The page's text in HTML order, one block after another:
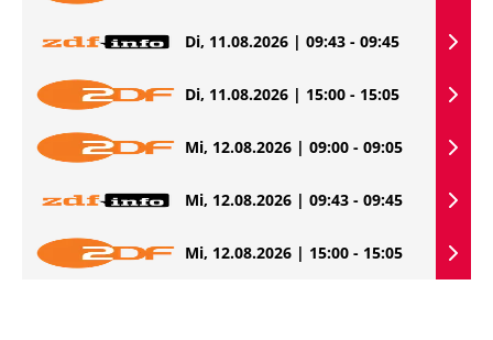
Di, 11.08.2026 | 09:43 - 09:45
Di, 11.08.2026 | 15:00 - 15:05
Mi, 12.08.2026 | 09:00 - 09:05
Mi, 12.08.2026 | 09:43 - 09:45
Mi, 12.08.2026 | 15:00 - 15:05